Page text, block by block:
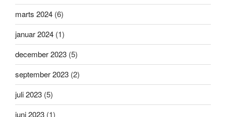
marts 2024 (6)
januar 2024 (1)
december 2023 (5)
september 2023 (2)
juli 2023 (5)
juni 2023 (1)